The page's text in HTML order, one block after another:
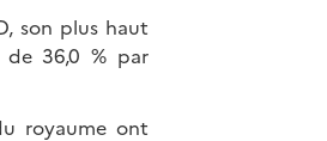
son plus haut
de 36,0 % par
royaume ont